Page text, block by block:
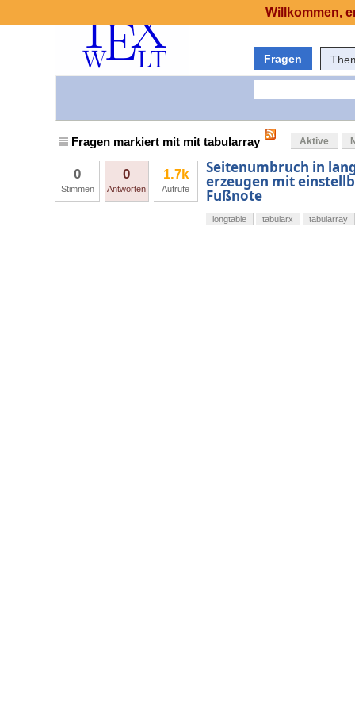
Fragen
Fragen markiert mit mit tabularray Aktive
0
Stimmen
0
Antworten
1.7k
Aufrufe
Seitenumbruch in
erzeugen mit
Fußnote
longtable tabularx tabularray
Willkommen,